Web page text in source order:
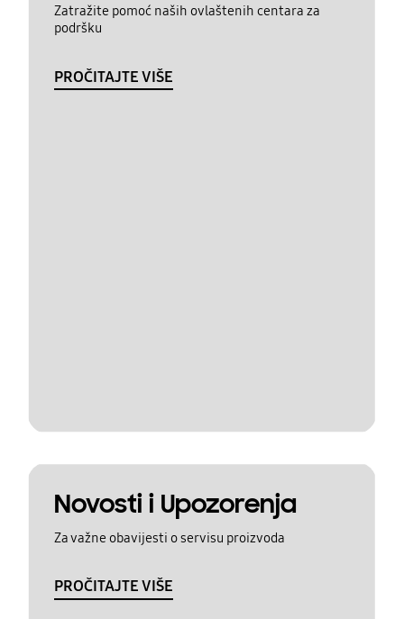
Zatražite pomoć naših ovlaštenih centara za
podršku
PROČITAJTE VIŠE
Novosti i Upozorenja
Za važne obavijesti o servisu proizvoda
PROČITAJTE VIŠE